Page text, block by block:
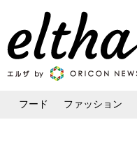
フード ファッション